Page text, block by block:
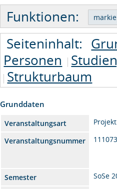
Funktionen:
Seiteninhalt:
Personen
Strukturbaum
Grunddaten
Veranstaltungsart
Projekt
Veranstaltungsnummer
Semester
SoSe